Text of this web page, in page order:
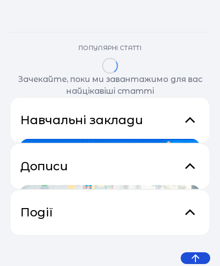
ПОПУЛЯРНІ СТАТТІ
Зачекайте, поки ми завантажимо для вас
найцікавіші статті
Навчальні заклади
Дописи
Події